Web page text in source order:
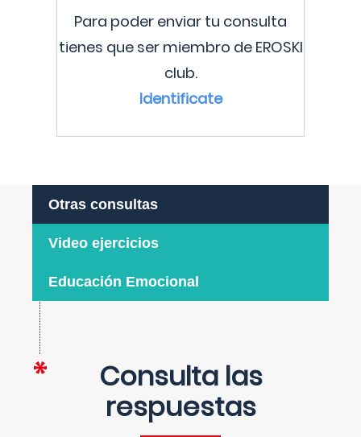
Para poder enviar tu consulta
tienes que ser miembro de EROSKI
club.
Identificate
Otras consultas
Video ejercicios
Educación Emocional
Consulta las
respuestas